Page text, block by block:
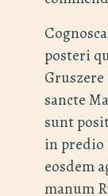
posteri
Gruszere
sancte
sunt
in predio
eosdem
manum